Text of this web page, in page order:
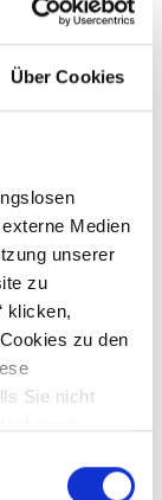
Über Cookies
Medien
unserer
zu
klicken,
zu den
Sie nicht